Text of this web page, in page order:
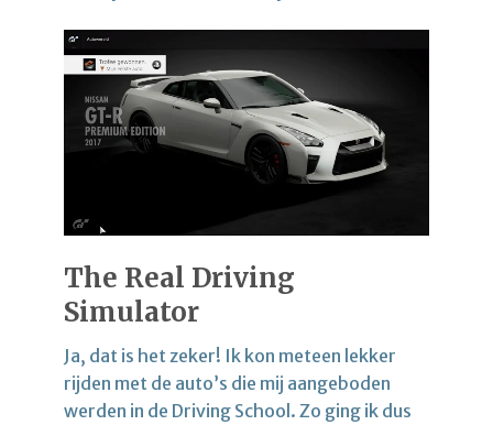
The Real Driving
Simulator
Ja, dat is het zeker! Ik kon meteen lekker
rijden met de auto’s die mij aangeboden
werden in de Driving School. Zo ging ik dus